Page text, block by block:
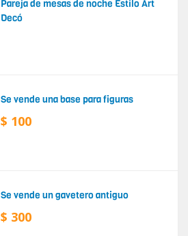
Pareja de mesas de noche Estilo Art
Decó
Se vende una base para figuras
$ 100
Se vende un gavetero antiguo
$ 300